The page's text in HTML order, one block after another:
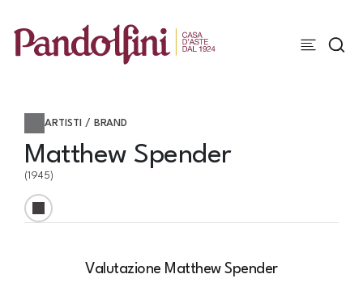
ARTISTI / BRAND
Matthew Spender
(1945)
Valutazione Matthew Spender